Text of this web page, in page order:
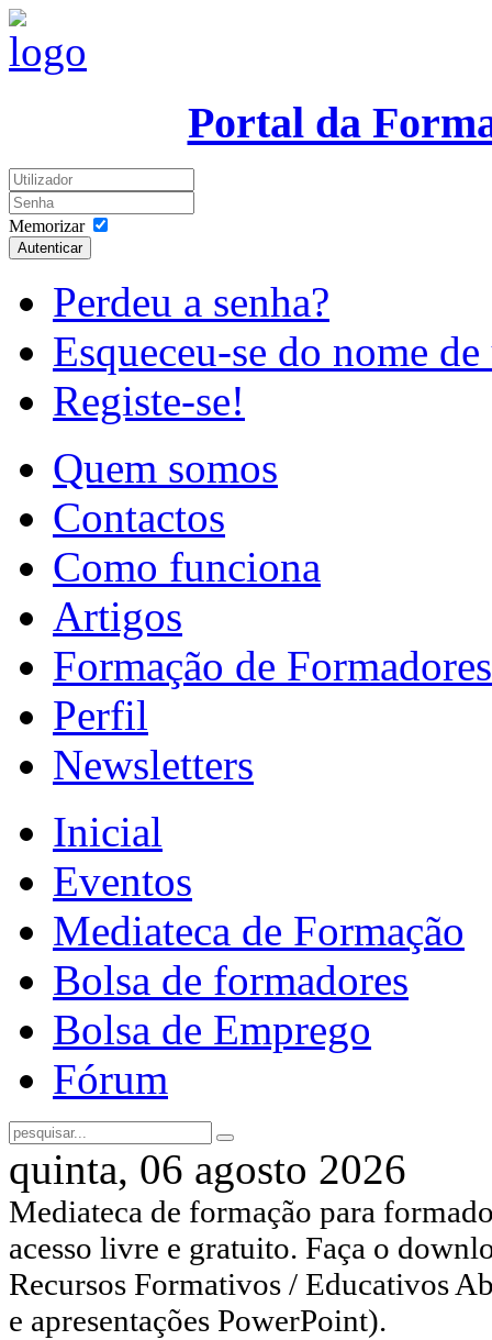
Portal da
Memorizar
Autenticar
Perdeu a senha?
Esqueceu-se do nome
Registe-se!
Quem somos
Contactos
Como funciona
Artigos
Formação de Formadores
Perfil
Newsletters
Inicial
Eventos
Mediateca de Formação
Bolsa de formadores
Bolsa de Emprego
Fórum
quinta, 06 agosto 2026
Mediateca de formação para
acesso livre e gratuito. Faça o
Recursos Formativos / Educativos
e apresentações PowerPoint).